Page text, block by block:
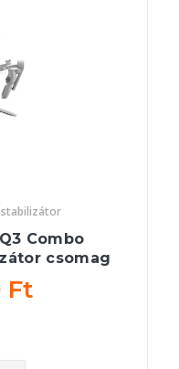
stabilizátor
Combo
csomag
Ft